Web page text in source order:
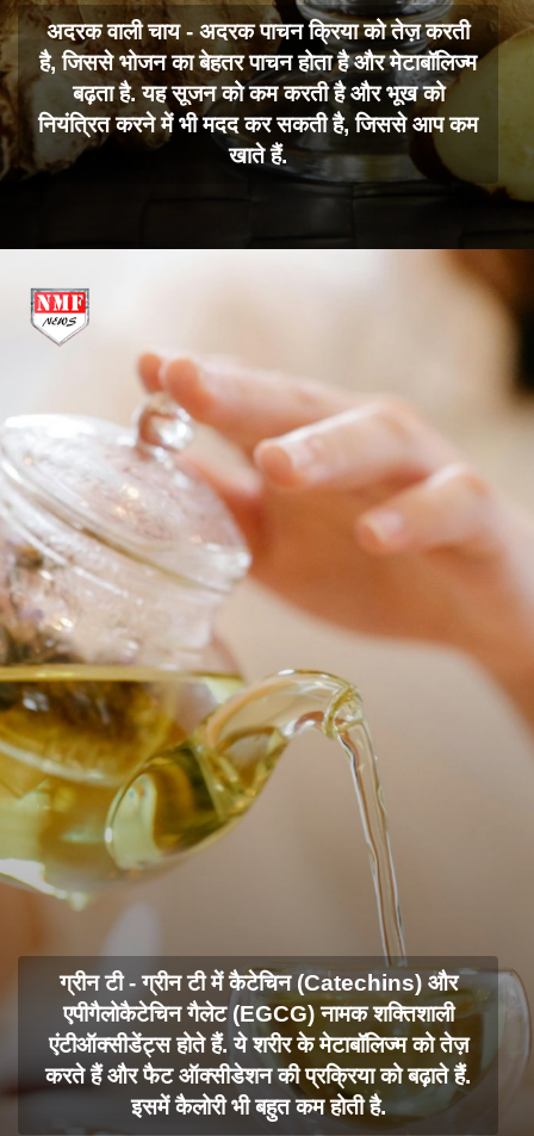
अदरक वाली चाय - अदरक पाचन क्रिया को तेज़ करती
है, जिससे भोजन का बेहतर पाचन होता है और मेटाबॉलिज्म
बढ़ता है. यह सूजन को कम करती है और भूख को
नियंत्रित करने में भी मदद कर सकती है, जिससे आप कम
खाते हैं.
ग्रीन टी - ग्रीन टी में कैटेचिन (Catechins) और
एपीगैलोकैटेचिन गैलेट (EGCG) नामक शक्तिशाली
एंटीऑक्सीडेंट्स होते हैं. ये शरीर के मेटाबॉलिज्म को तेज़
करते हैं और फैट ऑक्सीडेशन की प्रक्रिया को बढ़ाते हैं.
इसमें कैलोरी भी बहुत कम होती है.